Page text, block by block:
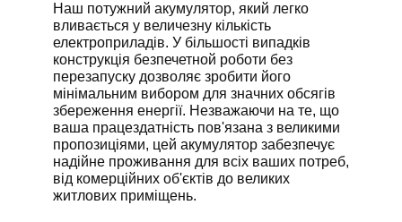
Наш потужний акумулятор, який легко
вливається у величезну кількість
електроприладів. У більшості випадків
конструкція безпечетной роботи без
перезапуску дозволяє зробити його
мінімальним вибором для значних обсягів
збереження енергії. Незважаючи на те, що
ваша працездатність пов'язана з великими
пропозиціями, цей акумулятор забезпечує
надійне проживання для всіх ваших потреб,
від комерційних об'єктів до великих
житлових приміщень.